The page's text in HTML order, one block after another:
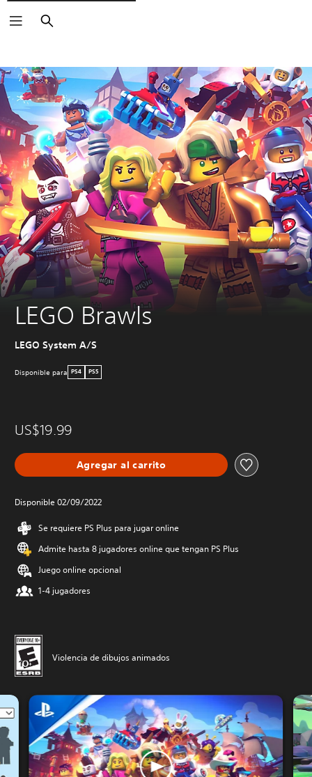
Buscar
LEGO Brawls
LEGO System A/S
Disponible para PS4 PS5
US$19.99
Agregar al carrito
Disponible 02/09/2022
Se requiere PS Plus para jugar online
Admite hasta 8 jugadores online que tengan PS Plus
Juego online opcional
1-4 jugadores
Violencia de dibujos animados